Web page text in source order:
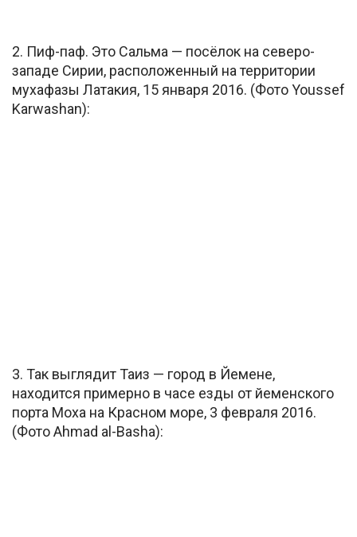
2. Пиф-паф. Это Сальма — посёлок на северо-
западе Сирии, расположенный на территории
мухафазы Латакия, 15 января 2016. (Фото Youssef
Karwashan):
3. Так выглядит Таиз — город в Йемене,
находится примерно в часе езды от йеменского
порта Моха на Красном море, 3 февраля 2016.
(Фото Ahmad al-Basha):